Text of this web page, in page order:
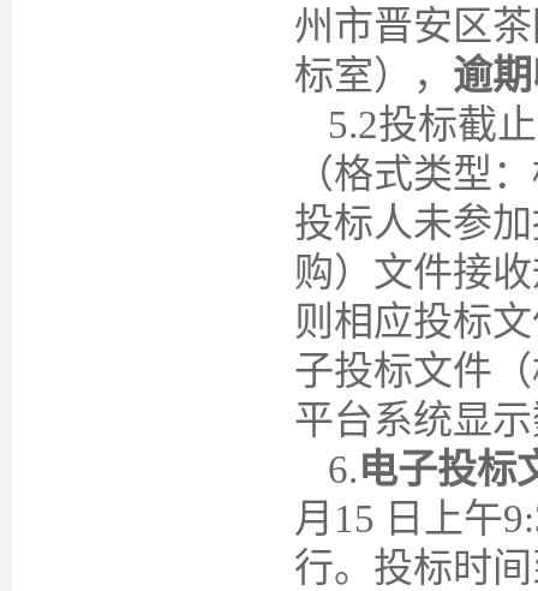
州市晋安区
标室）， 逾
5.2投标截
（格式类型
投标人未参
购）文件接
则相应投标
子投标文件
平台系统显
6.电子投标
月 15 日上午
行。投标时